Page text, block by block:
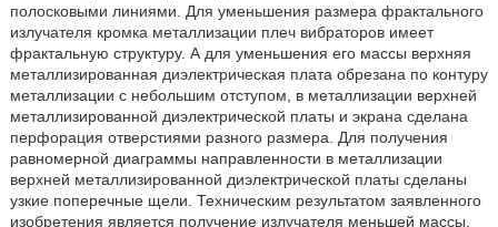
полосковыми линиями. Для уменьшения размера фрактального
излучателя кромка металлизации плеч вибраторов имеет
фрактальную структуру. А для уменьшения его массы верхняя
металлизированная диэлектрическая плата обрезана по контуру
металлизации с небольшим отступом, в металлизации верхней
металлизированной диэлектрической платы и экрана сделана
перфорация отверстиями разного размера. Для получения
равномерной диаграммы направленности в металлизации
верхней металлизированной диэлектрической платы сделаны
узкие поперечные щели. Техническим результатом заявленного
изобретения является получение излучателя меньшей массы,